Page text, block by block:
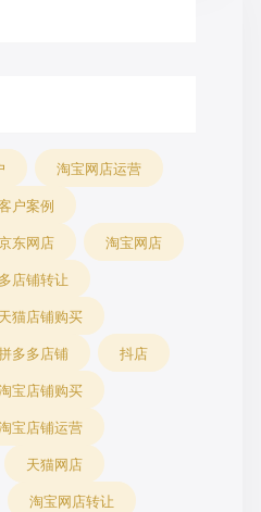
淘宝网店运营
户案例
东网店
淘宝网店
店铺转让
天猫店铺购买
多多店铺
抖店
宝店铺购买
宝店铺运营
天猫网店
淘宝网店转让